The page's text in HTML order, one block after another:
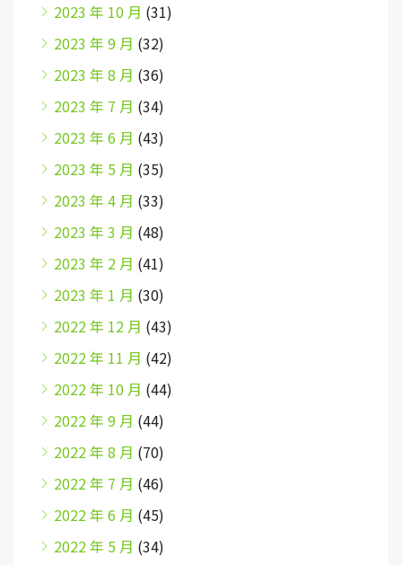
2023 年 10 月 (31)
2023 年 9 月 (32)
2023 年 8 月 (36)
2023 年 7 月 (34)
2023 年 6 月 (43)
2023 年 5 月 (35)
2023 年 4 月 (33)
2023 年 3 月 (48)
2023 年 2 月 (41)
2023 年 1 月 (30)
2022 年 12 月 (43)
2022 年 11 月 (42)
2022 年 10 月 (44)
2022 年 9 月 (44)
2022 年 8 月 (70)
2022 年 7 月 (46)
2022 年 6 月 (45)
2022 年 5 月 (34)